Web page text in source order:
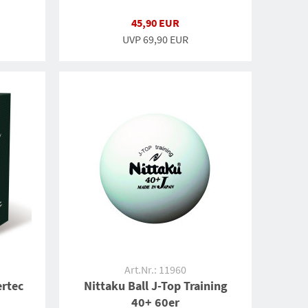
45,90 EUR
UVP69,90 EUR
Art.Nr.: 11960
Nittaku Ball J-Top Training
40+ 60er